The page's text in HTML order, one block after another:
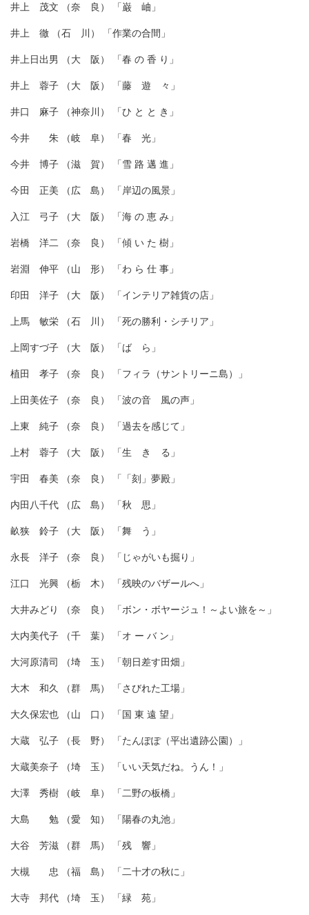
井上 茂文 （奈 良） 「巌 岫」
井上 徹 （石 川） 「作業の合間」
井上日出男 （大 阪） 「春 の 香 り」
井上 蓉子 （大 阪） 「藤 遊 々」
井口 麻子 （神奈川） 「ひ と と き」
今井 朱 （岐 阜） 「春 光」
今井 博子 （滋 賀） 「雪 路 邁 進」
今田 正美 （広 島） 「岸辺の風景」
入江 弓子 （大 阪） 「海 の 恵 み」
岩橋 洋二 （奈 良） 「傾 い た 樹」
岩淵 伸平 （山 形） 「わ ら 仕 事」
印田 洋子 （大 阪） 「インテリア雑貨の店」
上馬 敏栄 （石 川） 「死の勝利・シチリア」
上岡すづ子 （大 阪） 「ば ら」
植田 孝子 （奈 良） 「フィラ（サントリーニ島）」
上田美佐子 （奈 良） 「波の音 風の声」
上東 純子 （奈 良） 「過去を感じて」
上村 蓉子 （大 阪） 「生 き る」
宇田 春美 （奈 良） 「「刻」夢殿」
内田八千代 （広 島） 「秋 思」
畝狭 鈴子 （大 阪） 「舞 う」
永長 洋子 （奈 良） 「じゃがいも掘り」
江口 光興 （栃 木） 「残映のバザールへ」
大井みどり （奈 良） 「ボン・ボヤージュ！～よい旅を～」
大内美代子 （千 葉） 「オ ー バ ン」
大河原清司 （埼 玉） 「朝日差す田畑」
大木 和久 （群 馬） 「さびれた工場」
大久保宏也 （山 口） 「国 東 遠 望」
大蔵 弘子 （長 野） 「たんぽぽ（平出遺跡公園）」
大蔵美奈子 （埼 玉） 「いい天気だね。うん！」
大澤 秀樹 （岐 阜） 「二野の板橋」
大島 勉 （愛 知） 「陽春の丸池」
大谷 芳滋 （群 馬） 「残 響」
大槻 忠 （福 島） 「二十才の秋に」
大寺 邦代 （埼 玉） 「緑 苑」